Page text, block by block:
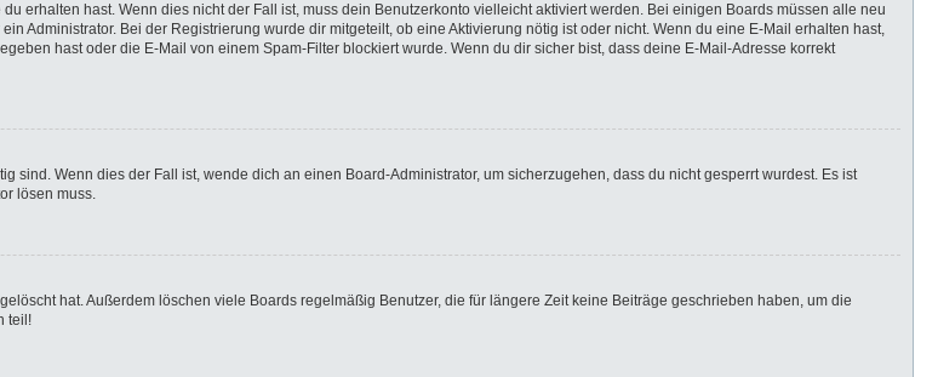
erhalten hast. Wenn dies nicht der Fall ist, muss dein Benutzerkonto vielleicht aktiviert werden. Bei einigen Boards müssen alle neu
Administrator. Bei der Registrierung wurde dir mitgeteilt, ob eine Aktivierung nötig ist oder nicht. Wenn du eine E-Mail erhalten hast,
hast oder die E-Mail von einem Spam-Filter blockiert wurde. Wenn du dir sicher bist, dass deine E-Mail-Adresse korrekt
sind. Wenn dies der Fall ist, wende dich an einen Board-Administrator, um sicherzugehen, dass du nicht gesperrt wurdest. Es ist
lösen muss.
hat. Außerdem löschen viele Boards regelmäßig Benutzer, die für längere Zeit keine Beiträge geschrieben haben, um die
teil!